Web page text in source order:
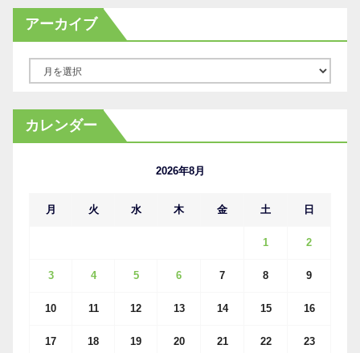
アーカイブ
カ
イ
カレンダー
2026年8月
月 火 水 木 金 土 日
1 2
3 4 5 6 7 8 9
10 11 12 13 14 15 16
17 18 19 20 21 22 23